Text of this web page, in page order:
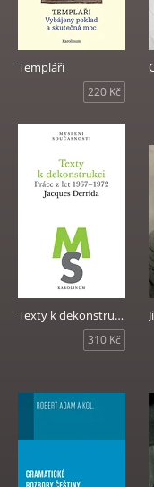
Templáři
220 Kč
Texty k dekonstrukci
310 Kč